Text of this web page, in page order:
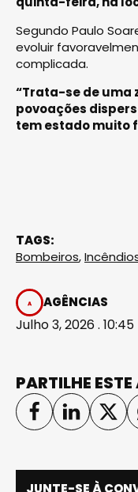
Segundo Paulo
evoluir
complicada.
“Trata-se de uma
povoações
tem estado muito
TAGS:
Bombeiros,
AGÊNCIAS
Julho 3, 2026 . 10:45
PARTILHE
JUNTE-SE À